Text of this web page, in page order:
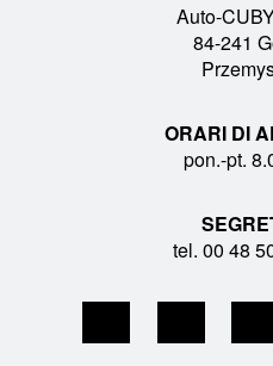
Auto-
84-241
ORARI DI
pon.-pt.
tel. 00 48